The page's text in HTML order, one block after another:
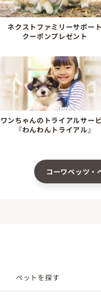
ネクストファミリーサポート
クーポンプレゼント
ワンちゃんのトライアルサー
『わんわんトライアル』
コーワペッツ・
ペットを探す